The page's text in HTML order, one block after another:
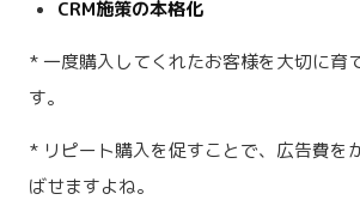
CRM施策の本格化
* 一度購入してくれたお客様を大切に育
す。
* リピート購入を促すことで、広告費を
ばせますよね。